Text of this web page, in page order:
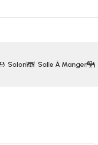
Salon Salle À Manger